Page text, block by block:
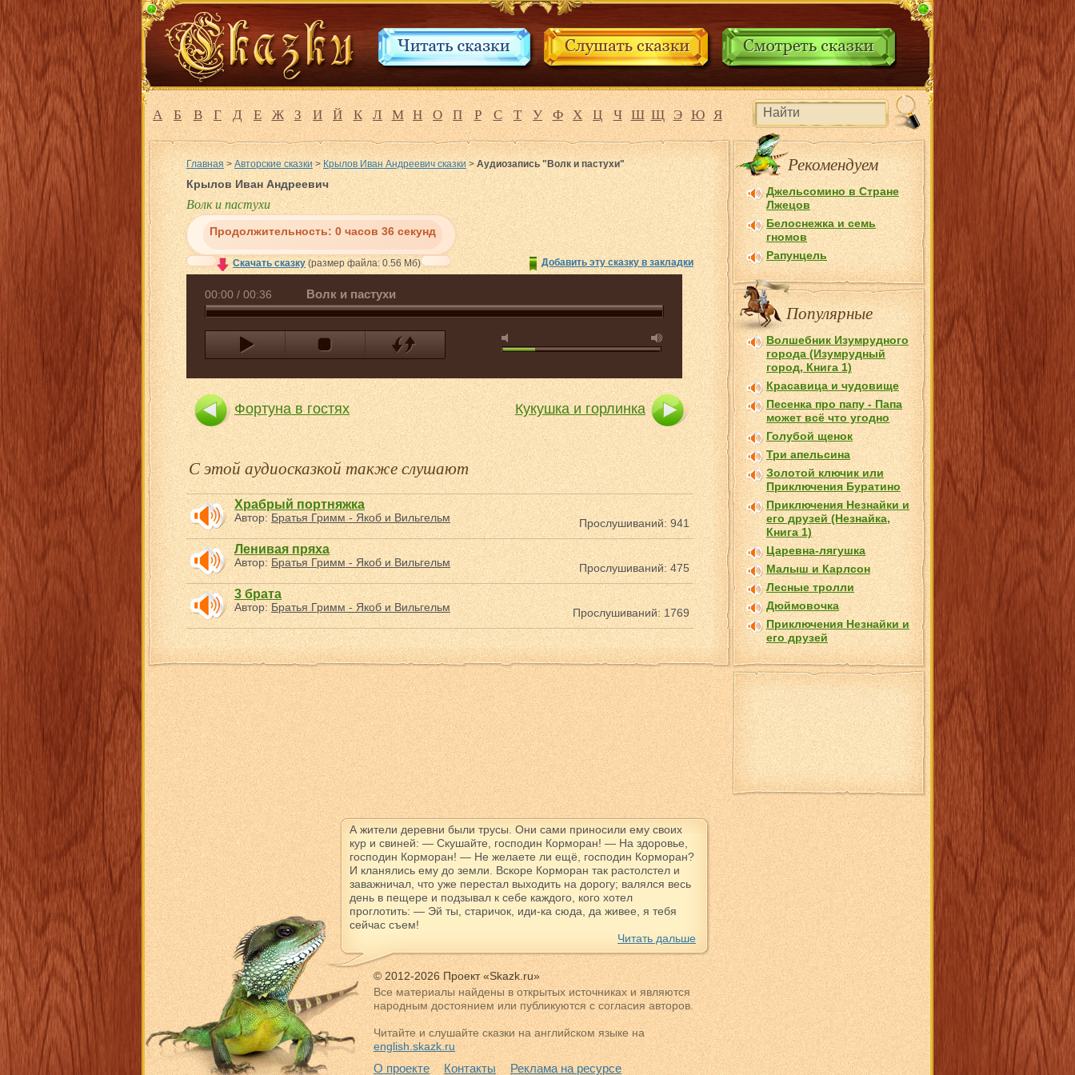
А Б В Г Д Е Ж З И Й К Л М Н О П Р С Т У Ф Х Ц Ч Ш Щ Э Ю Я
Рекомендуем
Джельсомино в Стране
Лжецов
Белоснежка и семь
гномов
Рапунцель
Популярные
Волшебник Изумрудного
города (Изумрудный
город, Книга 1)
Красавица и чудовище
Песенка про папу - Папа
может всё что угодно
Голубой щенок
Три апельсина
Золотой ключик или
Приключения Буратино
Приключения Незнайки и
его друзей (Незнайка,
Книга 1)
Царевна-лягушка
Малыш и Карлсон
Лесные тролли
Дюймовочка
Приключения Незнайки и
его друзей
Главная >Авторские сказки>Крылов Иван Андреевич сказки>Аудиозапись "Волк и пастухи"
Крылов Иван Андреевич
Волк и пастухи
Продолжительность: 0 часов 36 секунд
Скачать сказку(размер файла: 0.56 Мб) Добавить эту сказку в закладки
00:00 / 00:36 Волк и пастухи
Фортуна в гостях Кукушка и горлинка
С этой аудиосказкой также слушают
Храбрый портняжка
Автор:Братья Гримм - Якоб и Вильгельм Прослушиваний: 941
Ленивая пряха
Автор:Братья Гримм - Якоб и Вильгельм Прослушиваний: 475
3 брата
Автор:Братья Гримм - Якоб и Вильгельм Прослушиваний: 1769
А жители деревни были трусы. Они сами приносили ему своих
кур и свиней: — Скушайте, господин Корморан! — На здоровье,
господин Корморан! — Не желаете ли ещё, господин Корморан?
И кланялись ему до земли. Вскоре Корморан так растолстел и
заважничал, что уже перестал выходить на дорогу; валялся весь
день в пещере и подзывал к себе каждого, кого хотел
проглотить: — Эй ты, старичок, иди-ка сюда, да живее, я тебя
сейчас съем!
Читать дальше
© 2012-2026 Проект «Skazk.ru»
Все материалы найдены в открытых источниках и являются
народным достоянием или публикуются с согласия авторов.
Читайте и слушайте сказки на английском языке на
english.skazk.ru
О проекте Контакты Реклама на ресурсе